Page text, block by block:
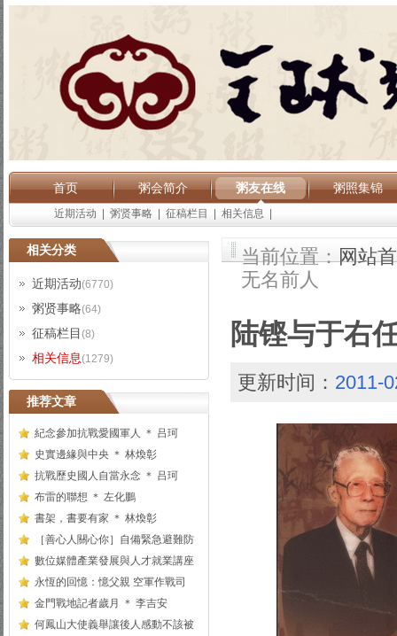
首页 粥会简介 粥友在线 粥照集锦
近期活动 粥贤事略 征稿栏目 相关信息
相关分类
近期活动(6770)
粥贤事略(64)
征稿栏目 (8)
相关信息(1279)
推荐文章
紀念參加抗戰愛國軍人 ＊ 吕珂
史實邊緣與中央 ＊ 林煥彰
抗戰歷史國人自當永念 ＊ 吕珂
布雷的聯想 ＊ 左化鵬
書架，書要有家 ＊ 林煥彰
［善心人關心你］自備緊急避難防
數位媒體產業發展與人才就業講座
永恆的回憶：憶父親 空軍作戰司
金門戰地記者歲月 ＊ 李吉安
何鳳山大使義舉讓後人感動不該被
当前位置：网站
无名前人
陆铿与于右
更新时间： 2011-